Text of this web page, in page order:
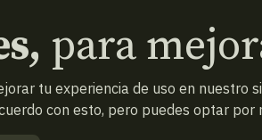
para
tu experiencia de uso en nuestro
con esto, pero puedes optar por